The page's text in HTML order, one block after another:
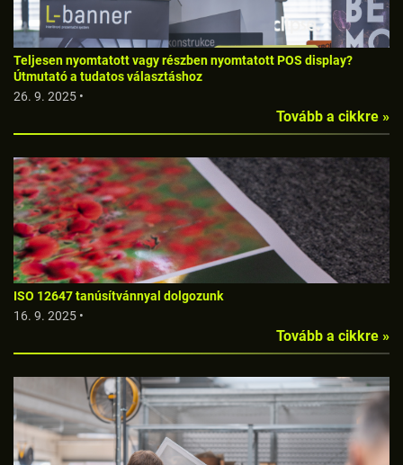
Teljesen nyomtatott vagy részben nyomtatott POS display?
Útmutató a tudatos választáshoz
26. 9. 2025 •
Tovább a cikkre »
ISO 12647 tanúsítvánnyal dolgozunk
16. 9. 2025 •
Tovább a cikkre »